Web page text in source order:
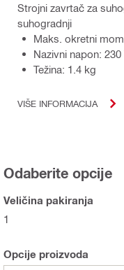
Strojni zavrtač za
suhogradnji
Maks. okretni
Nazivni napon: 230
Težina: 1.4 kg
VIŠE INFORMACIJA
Odaberite opcije
Veličina pakiranja
1
Opcije proizvoda